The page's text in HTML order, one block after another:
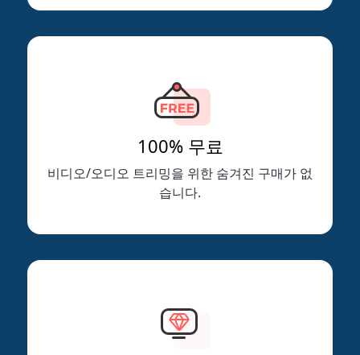
100% 무료
비디오/오디오 트리밍을 위한 숨겨진 구매가 없
습니다.